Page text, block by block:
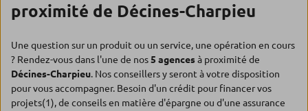
proximité de Décines-Charpieu
Une question sur un produit ou un service, une opération en cours
? Rendez-vous dans l'une de nos5 agencesà proximité de
Décines-Charpieu. Nos conseillers y seront à votre disposition
pour vous accompagner. Besoin d'un crédit pour financer vos
projets(1), de conseils en matière d'épargne ou d'une assurance